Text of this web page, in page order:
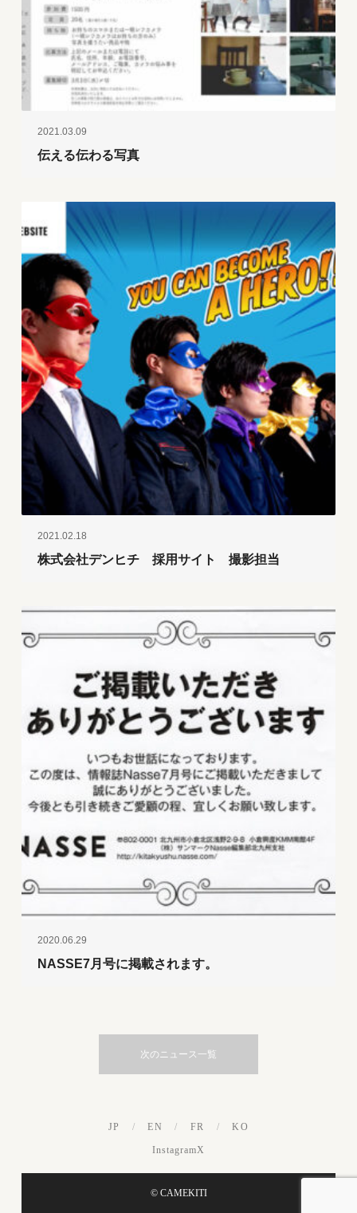
2021.03.09
伝える伝わる写真
2021.02.18
株式会社デンヒチ 採用サイト 撮影担当
2020.06.29
NASSE7月号に掲載されます。
次のニュース一覧
JP / EN / FR / KO
InstagramX
© CAMEKITI